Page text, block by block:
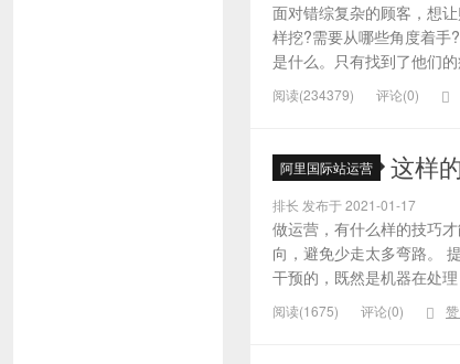
面对错综复杂的顾客，想
样挖?需要从哪些角度着手
是什么。只有找到了他们
阅读(234379) 评论(0)
阿里国际站运营 这样
排长 发布于 2021-01-17
做运营，有什么样的技巧
向，避免少走太多弯路。
干预的，既然是机器在处
阅读(1675) 评论(0)